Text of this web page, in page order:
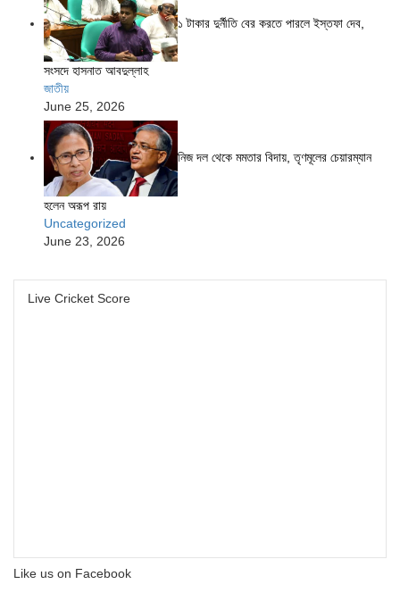
১ টাকার দুর্নীতি বের করতে পারলে ইস্তফা দেব,
সংসদে হাসনাত আবদুল্লাহ
জাতীয়
June 25, 2026
নিজ দল থেকে মমতার বিদায়, তৃণমূলের চেয়ারম্যান
হলেন অরূপ রায়
Uncategorized
June 23, 2026
Live Cricket Score
Like us on Facebook